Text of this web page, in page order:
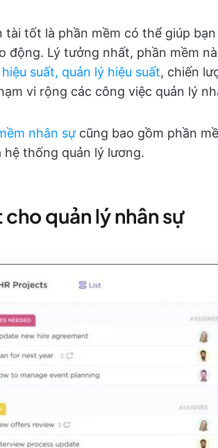
tài tốt là phần mềm có thể giúp
động. Lý tưởng nhất, phần mềm
suất, quản lý hiệu suất, chiến
vi rộng các công việc quản lý
nhân sựcũng bao gồm phần
thống quản lý lương.
cho quản lý nhân sự